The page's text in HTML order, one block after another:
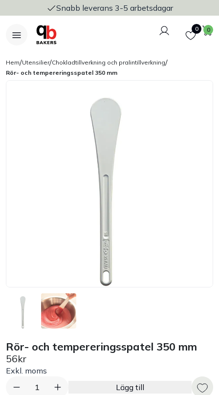
Snabb leverans 3-5 arbetsdagar
Logga in
Favoriter
0 0
Bageriplåtar & bakformar
Stickvagnar & transport
Råvaruhantering & lagring
Exponering & servering
Städutrustning
Arbetskläder
Hem/Utensilier/Chokladtillverkning och pralintillverkning/
Rör- och tempereringsspatel 350 mm
Rör- och tempereringsspatel 350 mm
56kr
Exkl. moms
1
Lägg till